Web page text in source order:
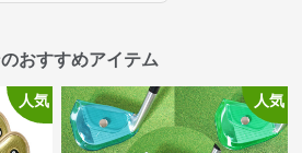
おすすめアイテム
人気 人気